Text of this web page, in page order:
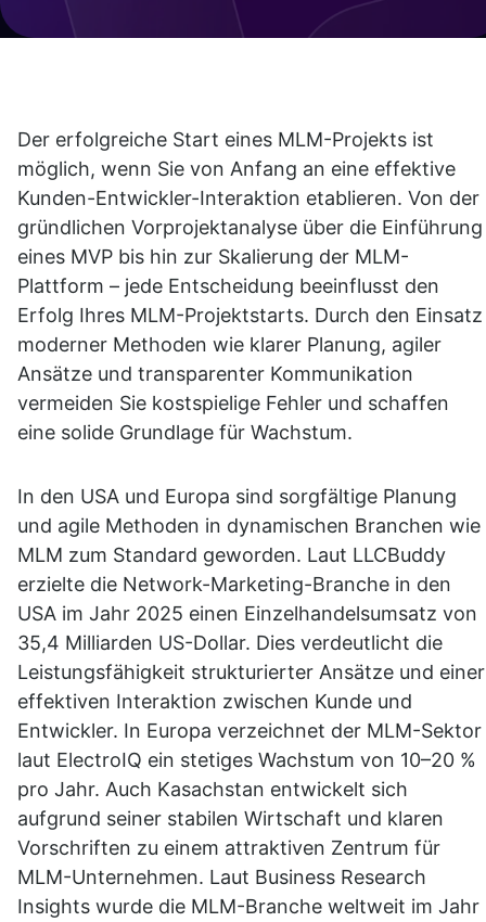
Der erfolgreiche Start eines MLM-Projekts ist
möglich, wenn Sie von Anfang an eine effektive
Kunden-Entwickler-Interaktion etablieren. Von der
gründlichen Vorprojektanalyse über die Einführung
eines MVP bis hin zur Skalierung der MLM-
Plattform – jede Entscheidung beeinflusst den
Erfolg Ihres MLM-Projektstarts. Durch den Einsatz
moderner Methoden wie klarer Planung, agiler
Ansätze und transparenter Kommunikation
vermeiden Sie kostspielige Fehler und schaffen
eine solide Grundlage für Wachstum.
In den USA und Europa sind sorgfältige Planung
und agile Methoden in dynamischen Branchen wie
MLM zum Standard geworden. Laut LLCBuddy
erzielte die Network-Marketing-Branche in den
USA im Jahr 2025 einen Einzelhandelsumsatz von
35,4 Milliarden US-Dollar. Dies verdeutlicht die
Leistungsfähigkeit strukturierter Ansätze und einer
effektiven Interaktion zwischen Kunde und
Entwickler. In Europa verzeichnet der MLM-Sektor
laut ElectroIQ ein stetiges Wachstum von 10–20 %
pro Jahr. Auch Kasachstan entwickelt sich
aufgrund seiner stabilen Wirtschaft und klaren
Vorschriften zu einem attraktiven Zentrum für
MLM-Unternehmen. Laut Business Research
Insights wurde die MLM-Branche weltweit im Jahr